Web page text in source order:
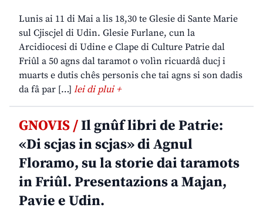
Lunis ai 11 di Mai a lis 18,30 te Glesie di Sante Marie
sul Cjiscjel di Udin. Glesie Furlane, cun la
Arcidiocesi di Udine e Clape di Culture Patrie dal
Friûl a 50 agns dal taramot o volìn ricuardâ ducj i
muarts e dutis chês personis che tai agns si son dadis
da fâ par […] lei di plui +
GNOVIS /Il gnûf libri de Patrie:
«Di scjas in scjas» di Agnul
Floramo, su la storie dai taramots
in Friûl. Presentazions a Majan,
Pavie e Udin.